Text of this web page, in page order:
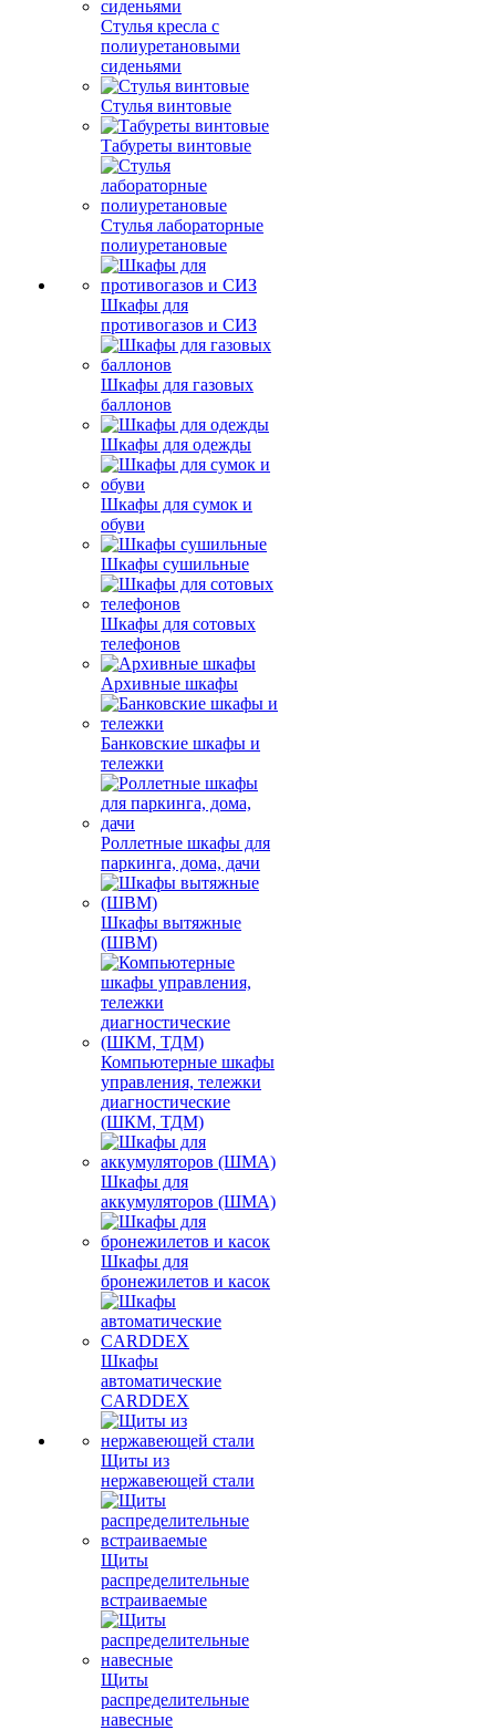
Стулья кресла с
полиуретановыми
сиденьями
Стулья винтовые
Табуреты винтовые
Стулья лабораторные
полиуретановые
Шкафы для
противогазов и СИЗ
Шкафы для газовых
баллонов
Шкафы для одежды
Шкафы для сумок и
обуви
Шкафы сушильные
Шкафы для сотовых
телефонов
Архивные шкафы
Банковские шкафы и
тележки
Роллетные шкафы для
паркинга, дома, дачи
Шкафы вытяжные
(ШВМ)
Компьютерные шкафы
управления, тележки
диагностические
(ШКМ, ТДМ)
Шкафы для
аккумуляторов (ШМА)
Шкафы для
бронежилетов и касок
Шкафы
автоматические
CARDDEX
Щиты из
нержавеющей стали
Щиты
распределительные
встраиваемые
Щиты
распределительные
навесные